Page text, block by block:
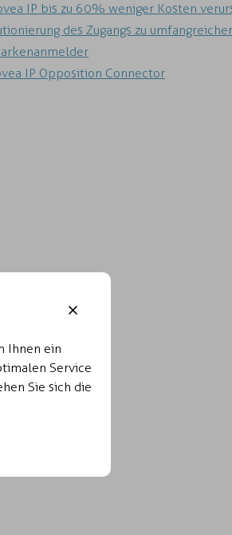
IP bis zu 60% weniger Kosten
des Zugangs zu
IP Opposition Connector
Ihnen ein
Service
Sie sich die